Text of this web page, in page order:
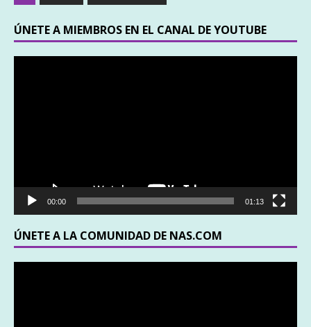
ÚNETE A MIEMBROS EN EL CANAL DE YOUTUBE
00:00 01:13
ÚNETE A LA COMUNIDAD DE NAS.COM